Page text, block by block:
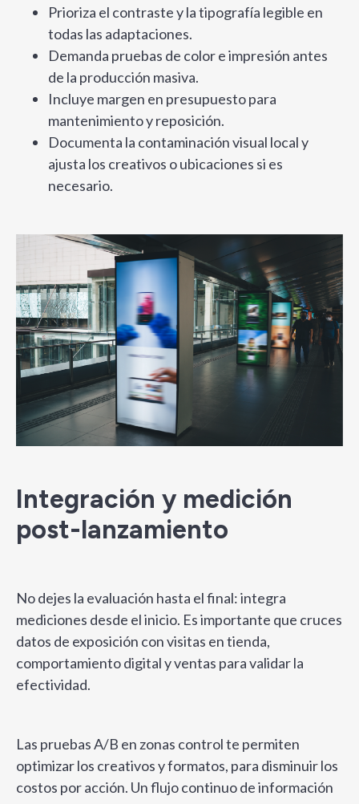
Prioriza el contraste y la tipografía legible en
todas las adaptaciones.
Demanda pruebas de color e impresión antes
de la producción masiva.
Incluye margen en presupuesto para
mantenimiento y reposición.
Documenta la contaminación visual local y
ajusta los creativos o ubicaciones si es
necesario.
Integración y medición
post-lanzamiento
No dejes la evaluación hasta el final: integra
mediciones desde el inicio. Es importante que cruces
datos de exposición con visitas en tienda,
comportamiento digital y ventas para validar la
efectividad.
Las pruebas A/B en zonas control te permiten
optimizar los creativos y formatos, para disminuir los
costos por acción. Un flujo continuo de información